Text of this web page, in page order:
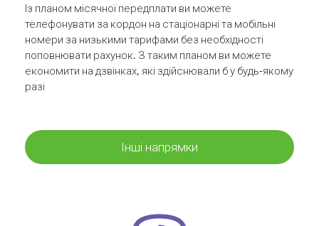
Із планом місячної передплати ви можете
телефонувати за кордон на стаціонарні та мобільні
номери за низькими тарифами без необхідності
поповнювати рахунок. З таким планом ви можете
економити на дзвінках, які здійснювали б у будь-якому
разі
Інші напрямки